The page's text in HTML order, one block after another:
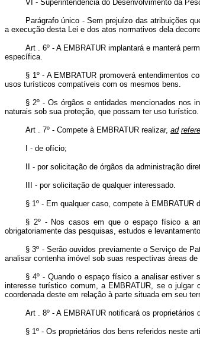
VI - Superintendência do Desenvolvimento da
Parágrafo único - Sem prejuízo das atribuições
a execução desta Lei e dos atos normativos dela
Art . 6º - A EMBRATUR implantará e manterá
específica.
§ 1º - A EMBRATUR promoverá entendimentos
usos turísticos compatíveis com os mesmos bens.
§ 2º - Os órgãos e entidades mencionados nos
naturais sob sua proteção, que possam ter uso turístico.
Art . 7º - Compete à EMBRATUR realizar, ad
I - de ofício;
II - por solicitação de órgãos da administração
III - por solicitação de qualquer interessado.
§ 1º - Em qualquer caso, compete à EMBRATUR
§ 2º - Nos casos em que o espaço físico a
obrigatoriamente das pesquisas, estudos e
§ 3º - Serão ouvidos previamente o Serviço de
analisar contenha imóvel sob suas respectivas áreas
§ 4º - Quando o espaço físico a analisar estiver
interesse turístico comum, a EMBRATUR, se o julgar
coordenada deste em relação à parte situada em seu
Art . 8º - A EMBRATUR notificará os
§ 1º - Os proprietários dos bens referidos neste